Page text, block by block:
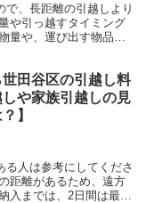
で、長距離の引越しより
や引っ越すタイミング
量や、運び出す物品の
田谷区の引越し料
や家族引越しの見
】
人は参考にしてくださ
距離があるため、遠方
入までは、2日間は最低